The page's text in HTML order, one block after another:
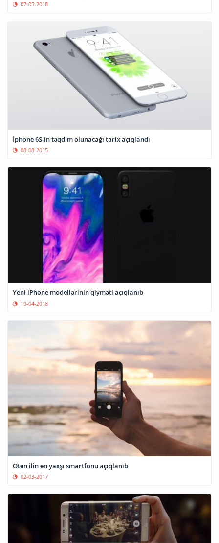
07-05-2018
İphone 6S-in təqdim olunacağı tarix açıqlandı
08-08-2015
Yeni iPhone modellərinin qiyməti açıqlanıb
19-04-2018
Ötən ilin ən yaxşı smartfonu açıqlanıb
02-03-2017